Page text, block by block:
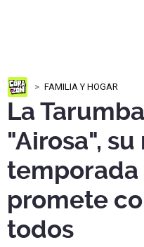
FAMILIA Y HOGAR
La
"Airosa",
promete
todos